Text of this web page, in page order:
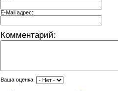
E-Mail адрес:
Комментарий:
Ваша оценка: